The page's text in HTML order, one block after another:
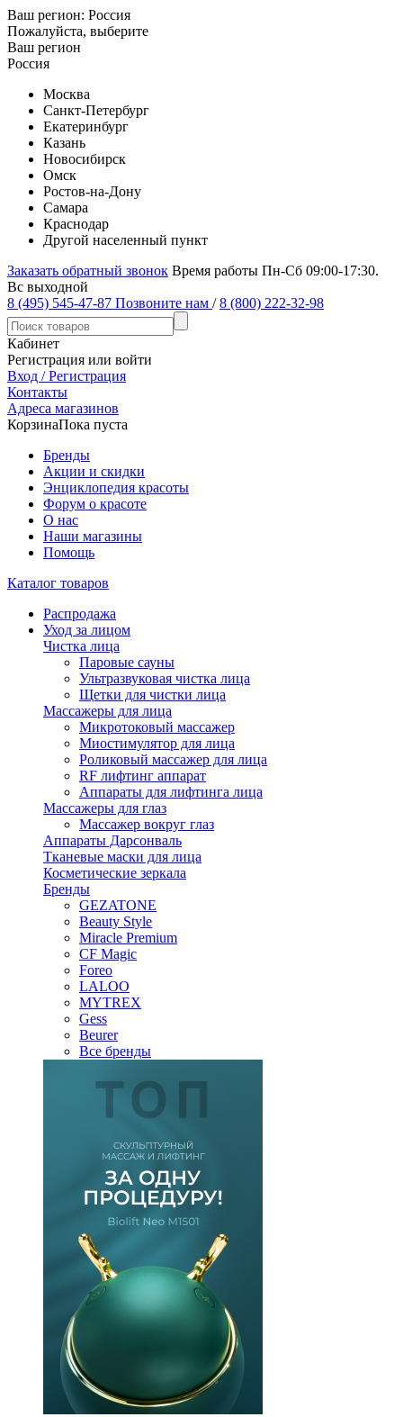
Ваш регион: Россия
Пожалуйста, выберите
Ваш регион
Россия
Москва
Санкт-Петербург
Екатеринбург
Казань
Новосибирск
Омск
Ростов-на-Дону
Самара
Краснодар
Другой населенный пункт
Заказать обратный звонок Время работы Пн-Сб 09:00-17:30.
Вс выходной
8 (495) 545-47-87 Позвоните нам / 8 (800) 222-32-98
Кабинет
Регистрация или войти
Вход / Регистрация
Контакты
Адреса магазинов
КорзинаПока пуста
Бренды
Акции и скидки
Энциклопедия красоты
Форум о красоте
О нас
Наши магазины
Помощь
Каталог товаров
Распродажа
Уход за лицом
Чистка лица
Паровые сауны
Ультразвуковая чистка лица
Щетки для чистки лица
Массажеры для лица
Микротоковый массажер
Миостимулятор для лица
Роликовый массажер для лица
RF лифтинг аппарат
Аппараты для лифтинга лица
Массажеры для глаз
Массажер вокруг глаз
Аппараты Дарсонваль
Тканевые маски для лица
Косметические зеркала
Бренды
GEZATONE
Beauty Style
Miracle Premium
CF Magic
Foreo
LALOO
MYTREX
Gess
Beurer
Все бренды